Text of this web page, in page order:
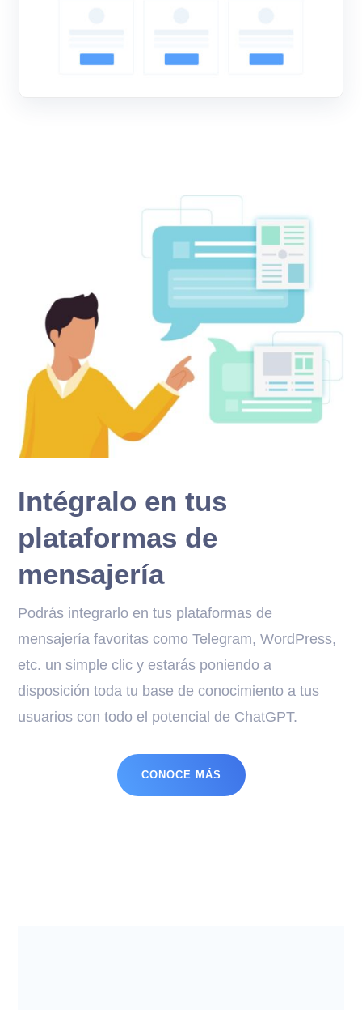
Intégralo en tus
plataformas de
mensajería
Podrás integrarlo en tus plataformas de
mensajería favoritas como Telegram, WordPress,
etc. un simple clic y estarás poniendo a
disposición toda tu base de conocimiento a tus
usuarios con todo el potencial de ChatGPT.
CONOCE MÁS